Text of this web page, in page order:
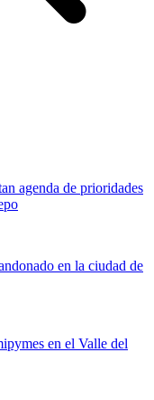
agenda de prioridades
en la ciudad de
en el Valle del